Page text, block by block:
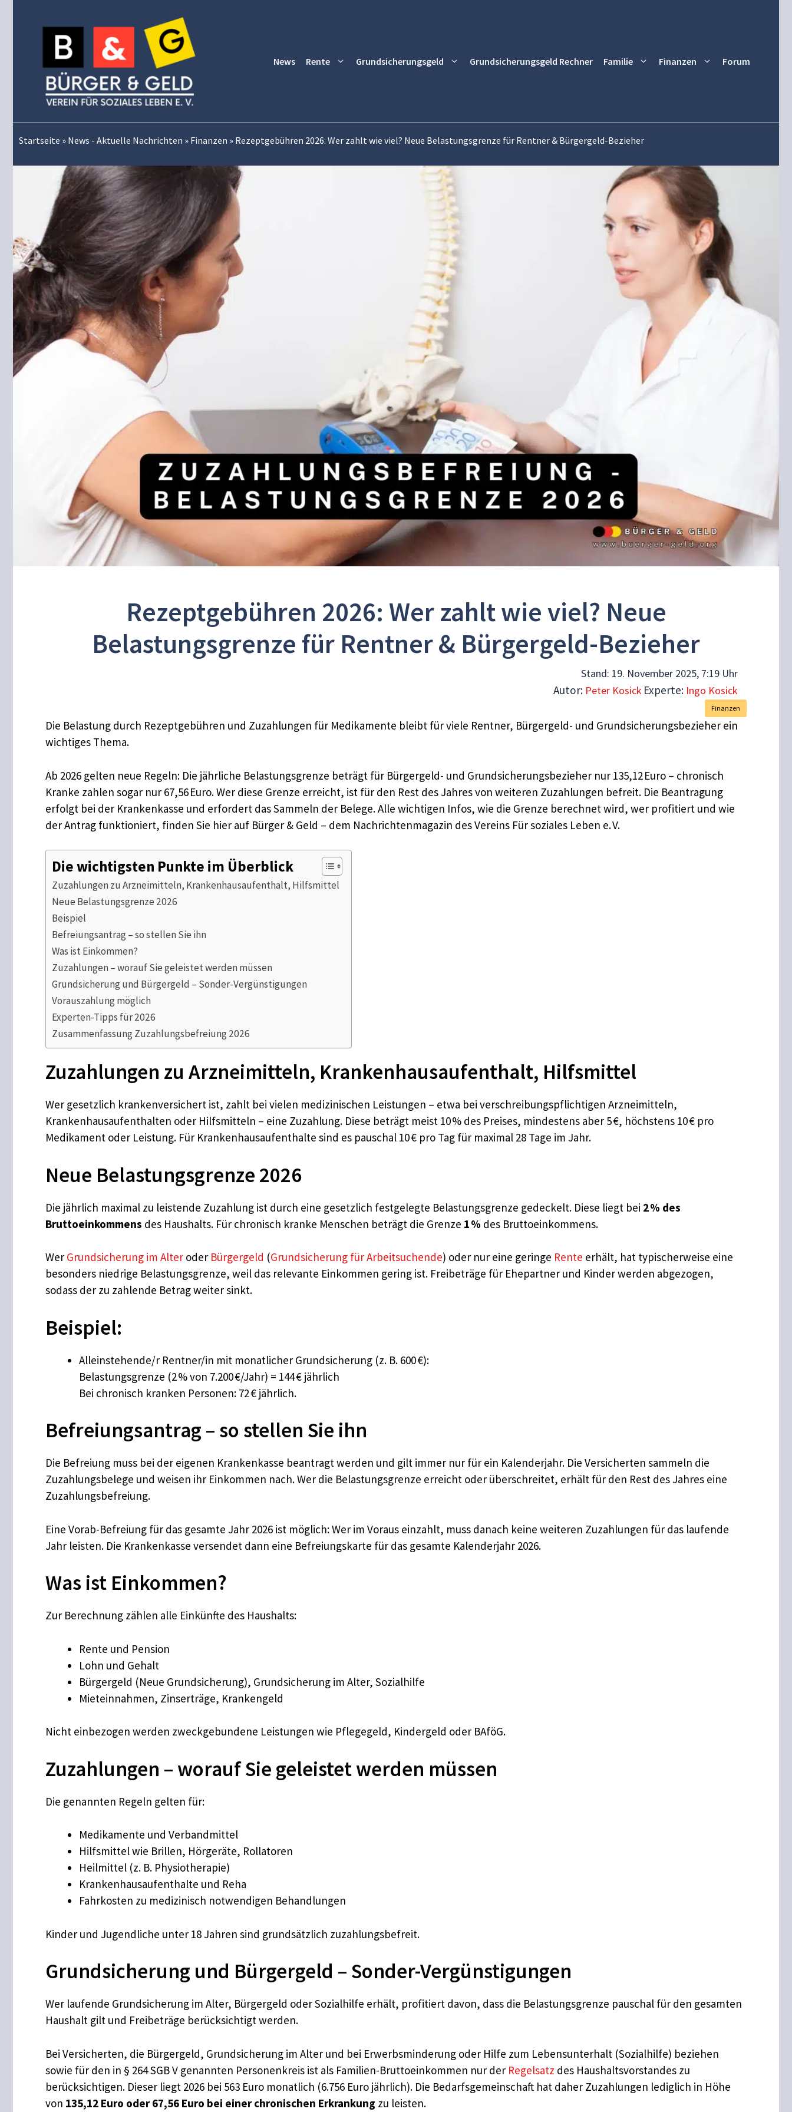
News Rente Grundsicherungsgeld Grundsicherungsgeld Rechner Familie Finanzen Forum
Startseite » News - Aktuelle Nachrichten » Finanzen » Rezeptgebühren 2026: Wer zahlt wie viel? Neue Belastungsgrenze für Rentner & Bürgergeld-Bezieher
Rezeptgebühren 2026: Wer zahlt wie viel? Neue
Belastungsgrenze für Rentner & Bürgergeld-Bezieher
Stand: 19. November 2025, 7:19 Uhr
Autor: Peter Kosick Experte: Ingo Kosick
Finanzen
Die Belastung durch Rezeptgebühren und Zuzahlungen für Medikamente bleibt für viele Rentner, Bürgergeld- und Grundsicherungsbezieher ein
wichtiges Thema.
Ab 2026 gelten neue Regeln: Die jährliche Belastungsgrenze beträgt für Bürgergeld- und Grundsicherungsbezieher nur 135,12 Euro – chronisch
Kranke zahlen sogar nur 67,56 Euro. Wer diese Grenze erreicht, ist für den Rest des Jahres von weiteren Zuzahlungen befreit. Die Beantragung
erfolgt bei der Krankenkasse und erfordert das Sammeln der Belege. Alle wichtigen Infos, wie die Grenze berechnet wird, wer profitiert und wie
der Antrag funktioniert, finden Sie hier auf Bürger & Geld – dem Nachrichtenmagazin des Vereins Für soziales Leben e. V.
Die wichtigsten Punkte im Überblick
Zuzahlungen zu Arzneimitteln, Krankenhausaufenthalt, Hilfsmittel
Neue Belastungsgrenze 2026
Beispiel
Befreiungsantrag – so stellen Sie ihn
Was ist Einkommen?
Zuzahlungen – worauf Sie geleistet werden müssen
Grundsicherung und Bürgergeld – Sonder-Vergünstigungen
Vorauszahlung möglich
Experten-Tipps für 2026
Zusammenfassung Zuzahlungsbefreiung 2026
Zuzahlungen zu Arzneimitteln, Krankenhausaufenthalt, Hilfsmittel
Wer gesetzlich krankenversichert ist, zahlt bei vielen medizinischen Leistungen – etwa bei verschreibungspflichtigen Arzneimitteln,
Krankenhausaufenthalten oder Hilfsmitteln – eine Zuzahlung. Diese beträgt meist 10 % des Preises, mindestens aber 5 €, höchstens 10 € pro
Medikament oder Leistung. Für Krankenhausaufenthalte sind es pauschal 10 € pro Tag für maximal 28 Tage im Jahr.
Neue Belastungsgrenze 2026
Die jährlich maximal zu leistende Zuzahlung ist durch eine gesetzlich festgelegte Belastungsgrenze gedeckelt. Diese liegt bei 2 % des
Bruttoeinkommens des Haushalts. Für chronisch kranke Menschen beträgt die Grenze 1 % des Bruttoeinkommens.
Wer Grundsicherung im Alter oder Bürgergeld (Grundsicherung für Arbeitsuchende) oder nur eine geringe Rente erhält, hat typischerweise eine
besonders niedrige Belastungsgrenze, weil das relevante Einkommen gering ist. Freibeträge für Ehepartner und Kinder werden abgezogen,
sodass der zu zahlende Betrag weiter sinkt.
Beispiel:
Alleinstehende/r Rentner/in mit monatlicher Grundsicherung (z. B. 600 €):
Belastungsgrenze (2 % von 7.200 €/Jahr) = 144 € jährlich
Bei chronisch kranken Personen: 72 € jährlich.
Befreiungsantrag – so stellen Sie ihn
Die Befreiung muss bei der eigenen Krankenkasse beantragt werden und gilt immer nur für ein Kalenderjahr. Die Versicherten sammeln die
Zuzahlungsbelege und weisen ihr Einkommen nach. Wer die Belastungsgrenze erreicht oder überschreitet, erhält für den Rest des Jahres eine
Zuzahlungsbefreiung.
Eine Vorab-Befreiung für das gesamte Jahr 2026 ist möglich: Wer im Voraus einzahlt, muss danach keine weiteren Zuzahlungen für das laufende
Jahr leisten. Die Krankenkasse versendet dann eine Befreiungskarte für das gesamte Kalenderjahr 2026.
Was ist Einkommen?
Zur Berechnung zählen alle Einkünfte des Haushalts:
Rente und Pension
Lohn und Gehalt
Bürgergeld (Neue Grundsicherung), Grundsicherung im Alter, Sozialhilfe
Mieteinnahmen, Zinserträge, Krankengeld
Nicht einbezogen werden zweckgebundene Leistungen wie Pflegegeld, Kindergeld oder BAföG.
Zuzahlungen – worauf Sie geleistet werden müssen
Die genannten Regeln gelten für:
Medikamente und Verbandmittel
Hilfsmittel wie Brillen, Hörgeräte, Rollatoren
Heilmittel (z. B. Physiotherapie)
Krankenhausaufenthalte und Reha
Fahrkosten zu medizinisch notwendigen Behandlungen
Kinder und Jugendliche unter 18 Jahren sind grundsätzlich zuzahlungsbefreit.
Grundsicherung und Bürgergeld – Sonder-Vergünstigungen
Wer laufende Grundsicherung im Alter, Bürgergeld oder Sozialhilfe erhält, profitiert davon, dass die Belastungsgrenze pauschal für den gesamten
Haushalt gilt und Freibeträge berücksichtigt werden.
Bei Versicherten, die Bürgergeld, Grundsicherung im Alter und bei Erwerbsminderung oder Hilfe zum Lebensunterhalt (Sozialhilfe) beziehen
sowie für den in § 264 SGB V genannten Personenkreis ist als Familien-Bruttoeinkommen nur der Regelsatz des Haushaltsvorstandes zu
berücksichtigen. Dieser liegt 2026 bei 563 Euro monatlich (6.756 Euro jährlich). Die Bedarfsgemeinschaft hat daher Zuzahlungen lediglich in Höhe
von 135,12 Euro oder 67,56 Euro bei einer chronischen Erkrankung zu leisten.